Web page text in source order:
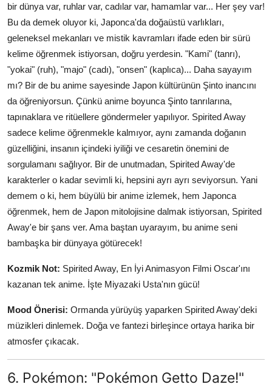
bir dünya var, ruhlar var, cadılar var, hamamlar var... Her şey var!
Bu da demek oluyor ki, Japonca'da doğaüstü varlıkları,
geleneksel mekanları ve mistik kavramları ifade eden bir sürü
kelime öğrenmek istiyorsan, doğru yerdesin. "Kami" (tanrı),
"yokai" (ruh), "majo" (cadı), "onsen" (kaplıca)... Daha sayayım
mı? Bir de bu anime sayesinde Japon kültürünün Şinto inancını
da öğreniyorsun. Çünkü anime boyunca Şinto tanrılarına,
tapınaklara ve ritüellere göndermeler yapılıyor. Spirited Away
sadece kelime öğrenmekle kalmıyor, aynı zamanda doğanın
güzelliğini, insanın içindeki iyiliği ve cesaretin önemini de
sorgulamanı sağlıyor. Bir de unutmadan, Spirited Away'de
karakterler o kadar sevimli ki, hepsini ayrı ayrı seviyorsun. Yani
demem o ki, hem büyülü bir anime izlemek, hem Japonca
öğrenmek, hem de Japon mitolojisine dalmak istiyorsan, Spirited
Away'e bir şans ver. Ama baştan uyarayım, bu anime seni
bambaşka bir dünyaya götürecek!
Kozmik Not: Spirited Away, En İyi Animasyon Filmi Oscar'ını
kazanan tek anime. İşte Miyazaki Usta'nın gücü!
Mood Önerisi: Ormanda yürüyüş yaparken Spirited Away'deki
müzikleri dinlemek. Doğa ve fantezi birleşince ortaya harika bir
atmosfer çıkacak.
6. Pokémon: "Pokémon Getto Daze!"